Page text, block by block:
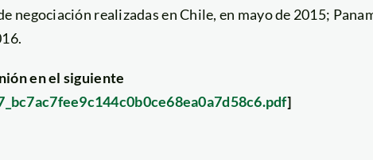
negociación realizadas en Chile, en mayo de 2015;
en el siguiente
]